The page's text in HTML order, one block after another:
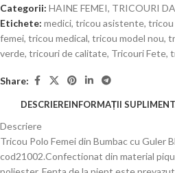
Categorii: HAINE FEMEI, TRICOURI
Etichete: medici, tricou asistente, tricou
femei, tricou medical, tricou model nou,
verde, tricouri de calitate, Tricouri Fete,
Share:
DESCRIEREINFORMAȚII
Descriere
Tricou Polo Femei din Bumbac cu Guler
cod21002.Confectionat din material